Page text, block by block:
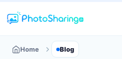
Home Blog